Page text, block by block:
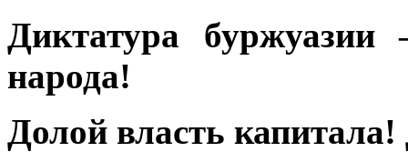
Диктатура
народа!
Долой власть капитала!